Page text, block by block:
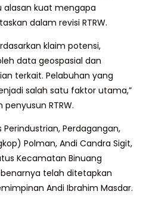
alasan kuat mengapa
dalam revisi RTRW.
klaim potensi,
data geospasial dan
terkait. Pelabuhan yang
salah satu faktor utama,”
RTRW.
Perdagangan,
Polman, Andi Candra Sigit,
Kecamatan Binuang
telah ditetapkan
Andi Ibrahim Masdar.